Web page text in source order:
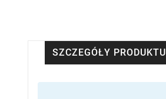
SZCZEGÓŁY PRODUKTU